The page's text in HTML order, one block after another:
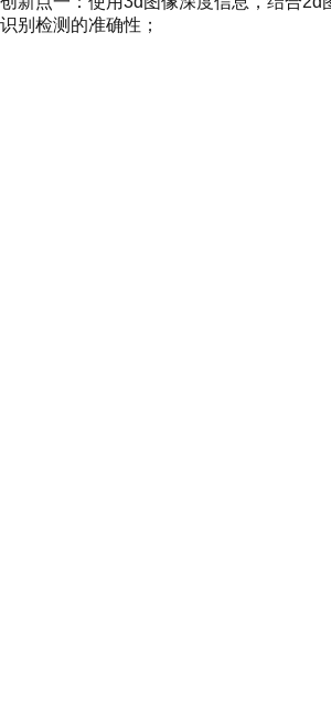
识别检测的准确性；